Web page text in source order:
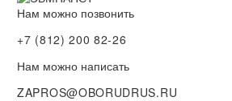
Нам можно позвонить
+7 (812) 200 82-26
Нам можно написать
ZAPROS@OBORUDRUS.RU